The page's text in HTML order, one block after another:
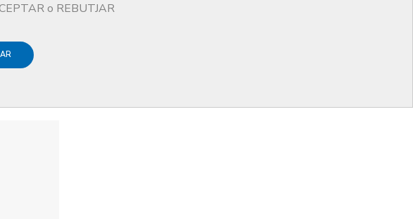
o REBUTJAR